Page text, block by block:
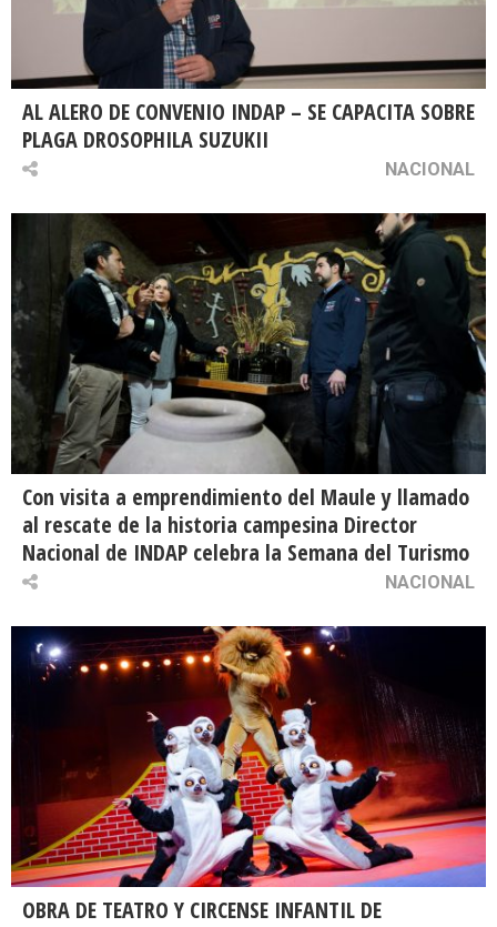
AL ALERO DE CONVENIO INDAP – SE CAPACITA SOBRE
PLAGA DROSOPHILA SUZUKII
NACIONAL
Con visita a emprendimiento del Maule y llamado
al rescate de la historia campesina Director
Nacional de INDAP celebra la Semana del Turismo
NACIONAL
OBRA DE TEATRO Y CIRCENSE INFANTIL DE